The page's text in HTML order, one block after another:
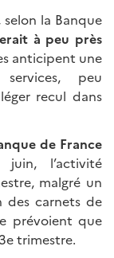
la Banque
à peu près
anticipent une
peu
recul dans
de France
l’activité
malgré un
des carnets de
prévoient que
trimestre.